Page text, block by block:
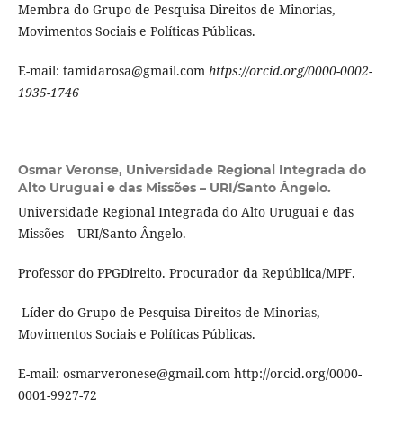
Membra do Grupo de Pesquisa Direitos de Minorias,
Movimentos Sociais e Políticas Públicas.
E-mail: tamidarosa@gmail.com https://orcid.org/0000-0002-
1935-1746
Osmar Veronse, Universidade Regional Integrada do
Alto Uruguai e das Missões – URI/Santo Ângelo.
Universidade Regional Integrada do Alto Uruguai e das
Missões – URI/Santo Ângelo.
Professor do PPGDireito. Procurador da República/MPF.
Líder do Grupo de Pesquisa Direitos de Minorias,
Movimentos Sociais e Políticas Públicas.
E-mail: osmarveronese@gmail.com http://orcid.org/0000-
0001-9927-72